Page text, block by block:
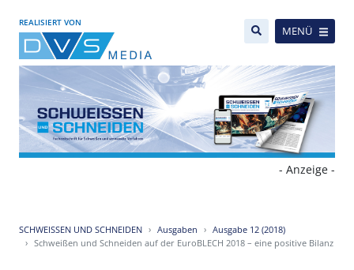
REALISIERT VON
MENÜ
- Anzeige -
SCHWEISSEN UND SCHNEIDEN Ausgaben
Ausgabe 12 (2018)
Schweißen und Schneiden auf der EuroBLECH 2018 – eine positive Bilanz